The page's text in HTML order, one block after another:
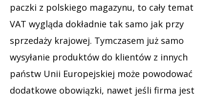
paczki z polskiego magazynu, to cały temat
VAT wygląda dokładnie tak samo jak przy
sprzedaży krajowej. Tymczasem już samo
wysyłanie produktów do klientów z innych
państw Unii Europejskiej może powodować
dodatkowe obowiązki, nawet jeśli firma jest